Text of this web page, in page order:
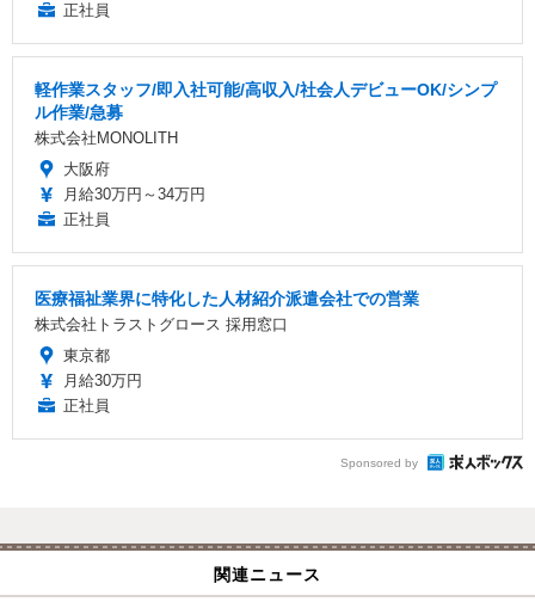
正社員
軽作業スタッフ/即入社可能/高収入/社会人デビューOK/シンプ
ル作業/急募
株式会社MONOLITH
大阪府
月給30万円～34万円
正社員
医療福祉業界に特化した人材紹介派遣会社での営業
株式会社トラストグロース 採用窓口
東京都
月給30万円
正社員
Sponsored by
関連ニュース